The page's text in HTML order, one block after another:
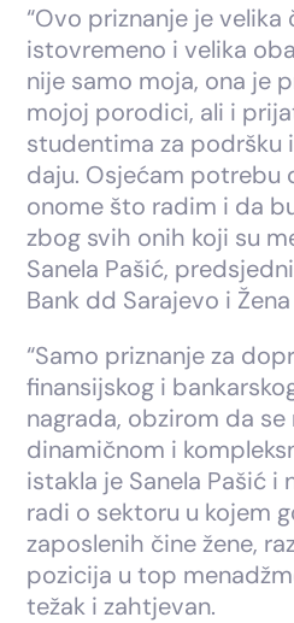
“Ovo priznanje je velika
istovremeno i velika
nije samo moja, ona je
mojoj porodici, ali i
studentima za podršku
daju. Osjećam potrebu
onome što radim i da
zbog svih onih koji su
Sanela Pašić,
Bank dd Sarajevo i
“Samo priznanje za
finansijskog i
nagrada, obzirom da
dinamičnom i
istakla je Sanela Pašić i
radi o sektoru u kojem
zaposlenih čine žene,
pozicija u top
težak i zahtjevan.